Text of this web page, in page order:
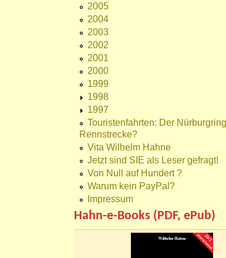
2005
2004
2003
2002
2001
2000
1999
1998
1997
Touristenfahrten: Der
Rennstrecke?
Vita Wilhelm Hahne
Jetzt sind SIE als Leser gefragt!
Von Null auf Hundert ?
Warum kein PayPal?
Impressum
Hahn-e-Books (PDF, ePub)